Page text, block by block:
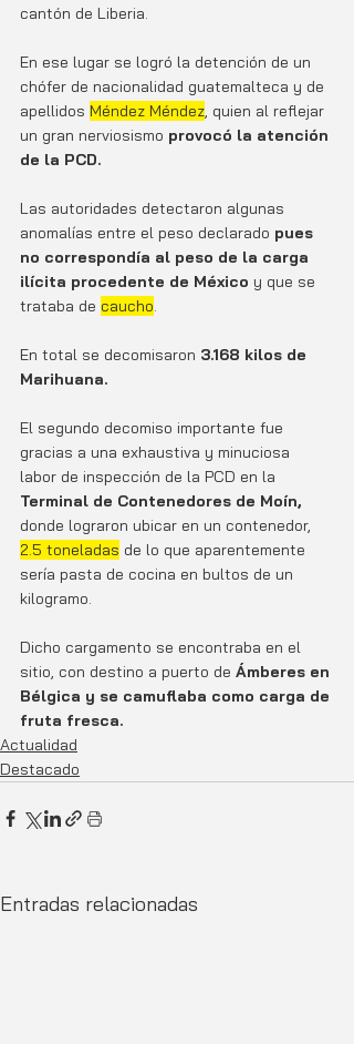
cantón de Liberia.
En ese lugar se logró la detención de un
chófer de nacionalidad guatemalteca y de
apellidos Méndez Méndez , quien al reflejar
un gran nerviosismo provocó la atención
de la PCD.
Las autoridades detectaron algunas
anomalías entre el peso declarado pues
no correspondía al peso de la carga
ilícita procedente de México y que se
trataba de caucho
En total se decomisaron 3.168 kilos de
Marihuana.
El segundo decomiso importante fue
gracias a una exhaustiva y minuciosa
labor de inspección de la PCD en la
Terminal de Contenedores de Moín,
donde lograron ubicar en un contenedor,
2.5 toneladas de lo que aparentemente
sería pasta de cocina en bultos de un
kilogramo.
Dicho cargamento se encontraba en el
sitio, con destino a puerto de Ámberes en
Bélgica y se camuflaba como carga de
fruta fresca.
Actualidad
Destacado
Entradas relacionadas